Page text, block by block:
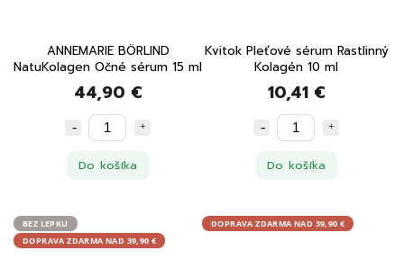
ANNEMARIE BÖRLIND
NatuKolagen Očné sérum 15 ml
44,90 €
Do košíka
Kvitok Pleťové sérum Rastlinný
Kolagén 10 ml
10,41 €
Do košíka
BEZ LEPKU
DOPRAVA ZDARMA NAD 39,90 €
DOPRAVA ZDARMA NAD 39,90 €